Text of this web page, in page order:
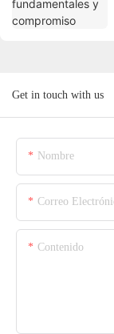
Get in touch with us
Nombre
Correo
Contenido